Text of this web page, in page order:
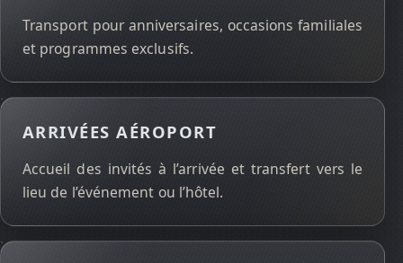
Transport pour anniversaires, occasions familiales
et programmes exclusifs.
ARRIVÉES AÉROPORT
Accueil des invités à l’arrivée et transfert vers le
lieu de l’événement ou l’hôtel.